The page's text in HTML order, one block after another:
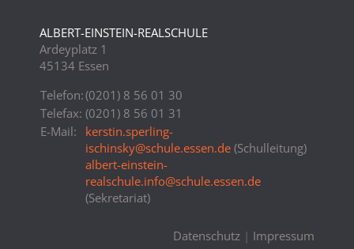
ALBERT-EINSTEIN-REALSCHULE
Ardeyplatz 1
45134 Essen
Telefon:(0201) 8 56 01 30
Telefax: (0201) 8 56 01 31
E-Mail:
kerstin.sperling-
ischinsky@schule.essen.de(Schulleitung)
albert-einstein-
realschule.info@schule.essen.de
(Sekretariat)
Datenschutz | Impressum